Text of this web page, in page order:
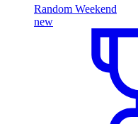
Random Weekend
new